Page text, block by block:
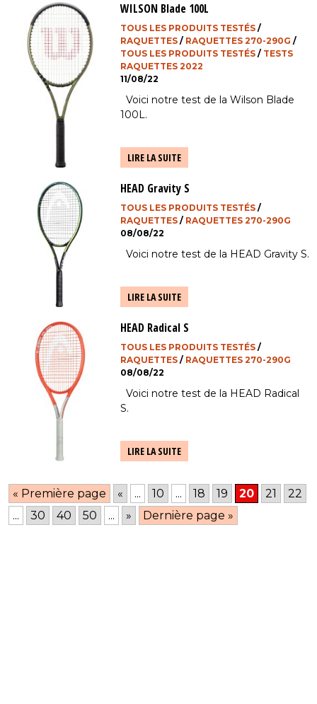
WILSON Blade 100L
TOUS LES PRODUITS TESTÉS/
RAQUETTES/ RAQUETTES 270-290G /
TOUS LES PRODUITS TESTÉS/ TESTS
RAQUETTES 2022
11/08/22
Voici notre test de la Wilson Blade
100L.
LIRE LA SUITE
HEAD Gravity S
TOUS LES PRODUITS TESTÉS/
RAQUETTES/ RAQUETTES 270-290G
08/08/22
Voici notre test de la HEAD Gravity S.
LIRE LA SUITE
HEAD Radical S
TOUS LES PRODUITS TESTÉS/
RAQUETTES/ RAQUETTES 270-290G
08/08/22
Voici notre test de la HEAD Radical
S.
LIRE LA SUITE
« Première page « ... 10 ... 18 19 20 21
22
...
30 40 50 ... » Dernière page »